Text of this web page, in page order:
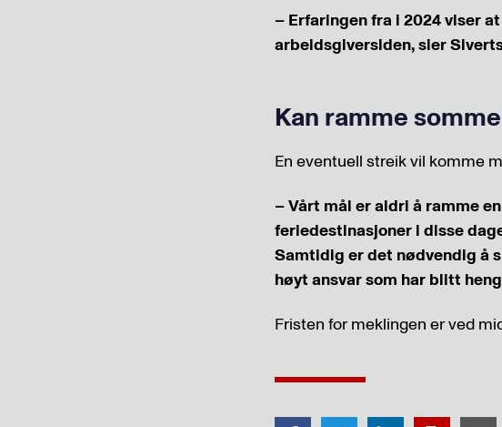
– Erfaringen fra i 2024 viser
arbeidsgiversiden, sier
Kan ramme
En eventuell streik vil komme
– Vårt mål er aldri å ramme
feriedestinasjoner i disse
Samtidig er det nødvendig å
høyt ansvar som har blitt
Fristen for meklingen er ved